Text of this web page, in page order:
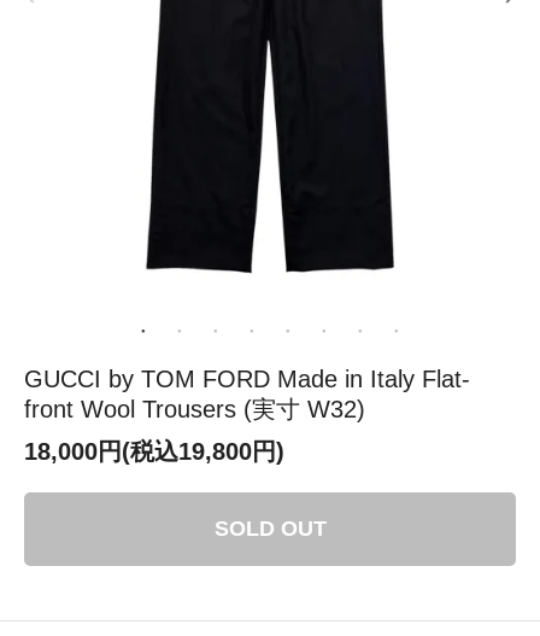
GUCCI by TOM FORD Made in Italy Flat-
front Wool Trousers (実寸 W32)
18,000円(税込19,800円)
SOLD OUT